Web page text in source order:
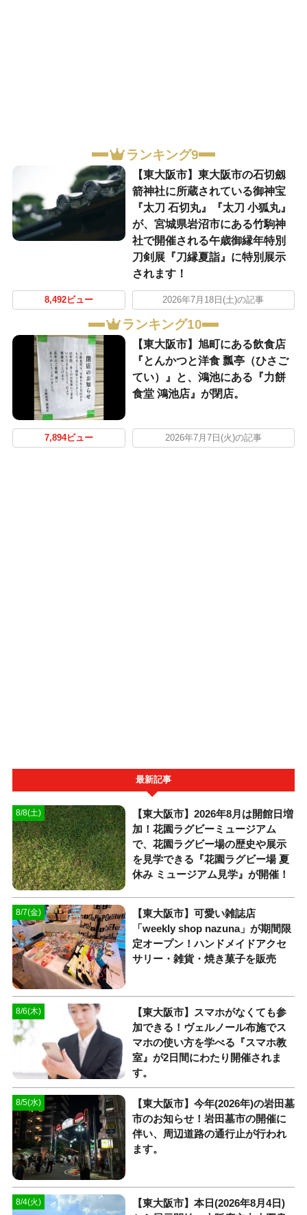
ランキング9
【東大阪市】東大阪市の石切劔
箭神社に所蔵されている御神宝
『太刀 石切丸』『太刀 小狐丸』
が、宮城県岩沼市にある竹駒神
社で開催される午歳御縁年特別
刀剣展『刀縁夏詣』に特別展示
されます！
8,492ビュー 2026年7月18日(土)の記事
ランキング10
【東大阪市】旭町にある飲食店
『とんかつと洋食 瓢亭（ひさご
てい）』と、鴻池にある『力餅
食堂 鴻池店』が閉店。
7,894ビュー 2026年7月7日(火)の記事
最新記事
8/8(土)
【東大阪市】2026年8月は開館日増
加！花園ラグビーミュージアム
で、花園ラグビー場の歴史や展示
を見学できる『花園ラグビー場 夏
休み ミュージアム見学』が開催！
8/7(金)
【東大阪市】可愛い雑誌店
「weekly shop nazuna」が期間限
定オープン！ハンドメイドアクセ
サリー・雑貨・焼き菓子を販売
8/6(木)
【東大阪市】スマホがなくても参
加できる！ヴェルノール布施でス
マホの使い方を学べる『スマホ教
室』が2日間にわたり開催されま
す。
8/5(水)
【東大阪市】今年(2026年)の岩田墓
市のお知らせ！岩田墓市の開催に
伴い、周辺道路の通行止が行われ
ます。
8/4(火)
【東大阪市】本日(2026年8月4日)